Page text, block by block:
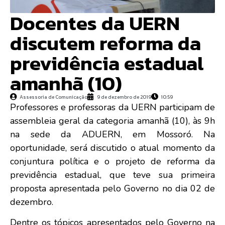
Docentes da UERN
discutem reforma da
previdência estadual
amanhã (10)
Assessoria de Comunicação 9 de dezembro de 2019 10:59
Professores e professoras da UERN participam de
assembleia geral da categoria amanhã (10), às 9h
na sede da ADUERN, em Mossoró. Na
oportunidade, será discutido o atual momento da
conjuntura política e o projeto de reforma da
previdência estadual, que teve sua primeira
proposta apresentada pelo Governo no dia 02 de
dezembro.
Dentre os tópicos apresentados pelo Governo na